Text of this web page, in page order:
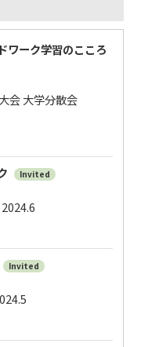
ワーク学習のこころ
会 大学分散会
Invited
Invited